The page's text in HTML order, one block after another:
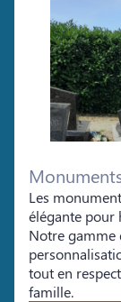
Les
élégante pour
Notre gamme
tout en
famille.